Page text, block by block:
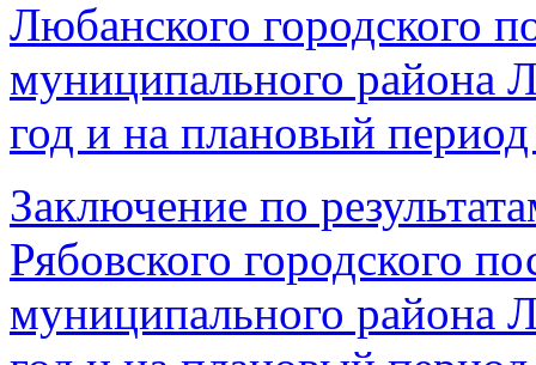
Любанского городского
муниципального района
год и на плановый
Заключение по
Рябовского городского
муниципального района